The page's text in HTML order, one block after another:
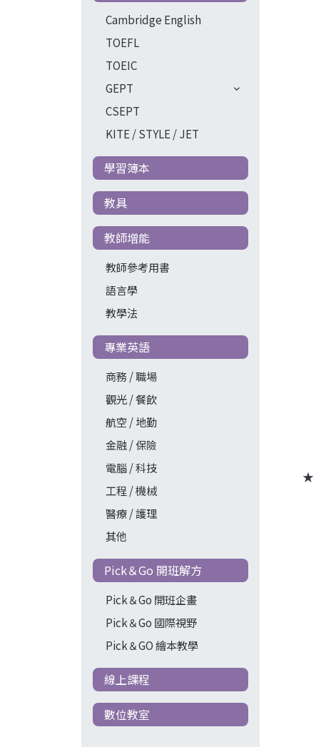
Cambridge English
TOEFL
TOEIC
GEPT
CSEPT
KITE / STYLE / JET
學習簿本
教具
教師增能
教師參考用書
語言學
教學法
專業英語
商務 / 職場
觀光 / 餐飲
航空 / 地勤
金融 / 保險
電腦 / 科技
工程 / 機械
醫療 / 護理
其他
Pick＆Go 開班解方
Pick＆Go 開班企畫
Pick＆Go 國際視野
Pick＆GO 繪本教學
線上課程
數位教室
★